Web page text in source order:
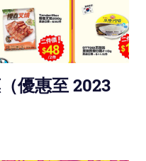
優惠至 2023